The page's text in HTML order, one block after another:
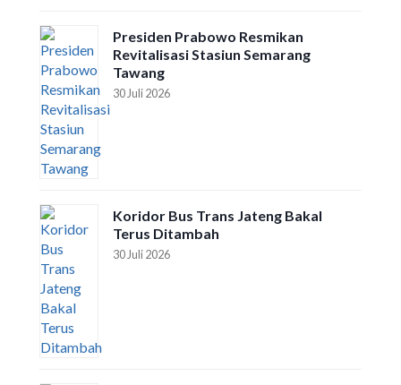
Presiden Prabowo Resmikan
Revitalisasi Stasiun Semarang
Tawang
30 Juli 2026
Koridor Bus Trans Jateng Bakal
Terus Ditambah
30 Juli 2026